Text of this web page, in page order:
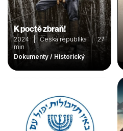
K poctě zbraň!
2024 | Česká republika | 27
min
Dokumenty / Historický